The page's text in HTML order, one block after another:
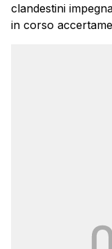
clandestini
in corso